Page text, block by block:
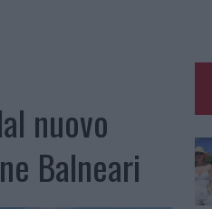
nuovo
Balneari